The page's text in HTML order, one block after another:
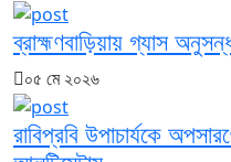
ব্রাহ্মণবাড়িয়ায় গ্যাস
০৫ মে ২০২৬
রাবিপ্রবি উপাচার্যকে